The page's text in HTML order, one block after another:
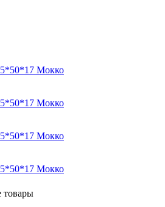
Мокко
Мокко
Мокко
Мокко
товары